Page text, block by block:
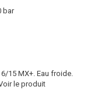
bar
15 MX+. Eau froide.
le produit